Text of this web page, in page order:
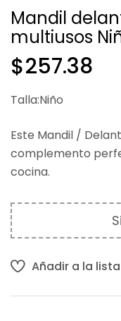
Mandil
multiusos
$257.38
Talla:Niño
Este Mandil /
complemento
cocina.
Añadir a la